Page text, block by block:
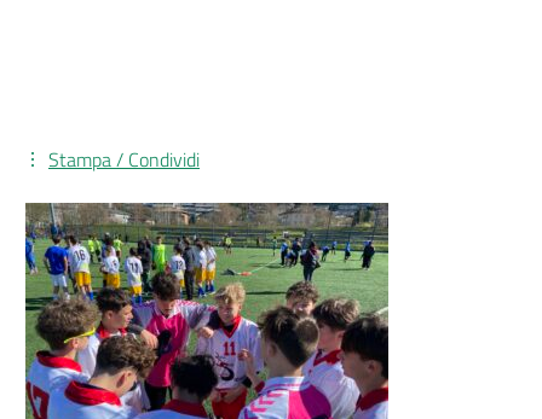
Stampa / Condividi